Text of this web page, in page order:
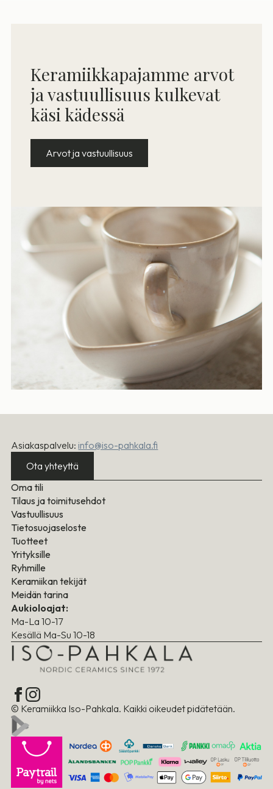
Keramiikkapajamme arvot
ja vastuullisuus kulkevat
käsi kädessä
Arvot ja vastuullisuus
Asiakaspalvelu: info@iso-pahkala.fi
Ota yhteyttä
Oma tili
Tilaus ja toimitusehdot
Vastuullisuus
Tietosuojaseloste
Tuotteet
Yrityksille
Ryhmille
Keramiikan tekijät
Meidän tarina
Aukioloajat:
Ma-La 10-17
Kesällä Ma-Su 10-18
© Keramiikka Iso-Pahkala. Kaikki oikeudet pidätetään.